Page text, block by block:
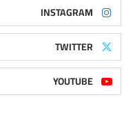
INSTAGRAM
TWITTER
YOUTUBE